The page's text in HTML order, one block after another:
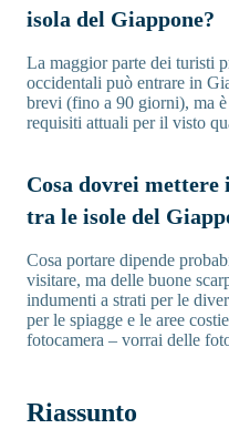
isola del Giappone?
La maggior parte dei turisti
occidentali può entrare in
brevi (fino a 90 giorni), ma
requisiti attuali per il visto
Cosa dovrei
tra le isole del
Cosa portare dipende
visitare, ma delle buone
indumenti a strati per le
per le spiagge e le aree
fotocamera – vorrai delle
Riassunto